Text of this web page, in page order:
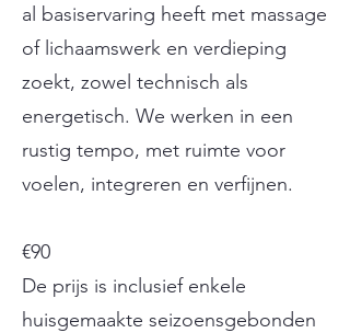
al basiservaring heeft met massage
of lichaamswerk en verdieping
zoekt, zowel technisch als
energetisch. We werken in een
rustig tempo, met ruimte voor
voelen, integreren en verfijnen.
€90
De prijs is inclusief enkele
huisgemaakte seizoensgebonden